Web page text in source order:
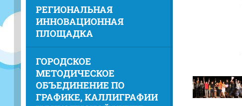
РЕГИОНАЛЬНАЯ
ИННОВАЦИОННАЯ
ПЛОЩАДКА
ГОРОДСКОЕ
МЕТОДИЧЕСКОЕ
ОБЪЕДИНЕНИЕ ПО
ГРАФИКЕ, КАЛЛИГРАФИИ